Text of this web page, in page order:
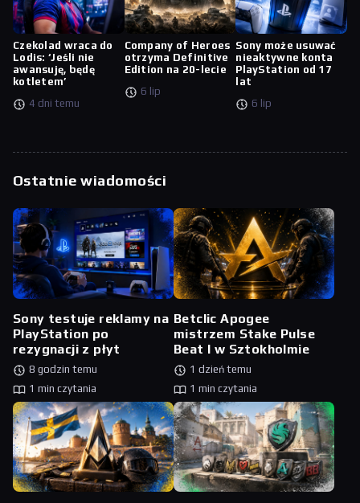
Czekolad wraca do
Lodis: ‘Jeśli nie
awansuję, będę
kotletem’
4 dni temu
Company of Heroes
otrzyma Definitive
Edition na 20-lecie
6 lip
Sony może usuwać
nieaktywne konta
PlayStation od 17
lat
6 lip
Ostatnie wiadomości
Sony testuje reklamy na
PlayStation po
rezygnacji z płyt
8 godzin temu
1 min czytania
Betclic Apogee
mistrzem Stake Pulse
Beat I w Sztokholmie
1 dzień temu
1 min czytania